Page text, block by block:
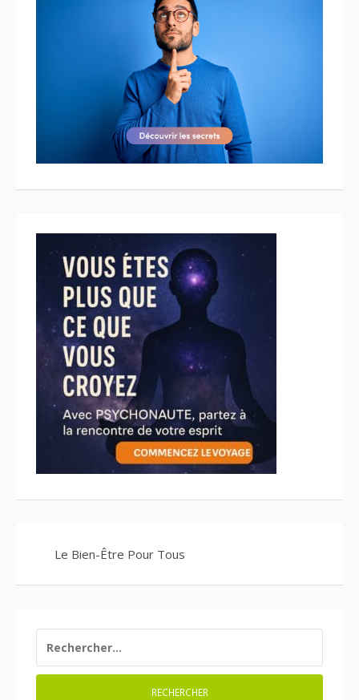
Le Bien-Être Pour Tous